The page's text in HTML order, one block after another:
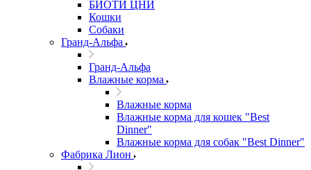
БИОТИ ЦНИ
Кошки
Собаки
Гранд-Альфа
Гранд-Альфа
Влажные корма
Влажные корма
Влажные корма для кошек "Best
Dinner"
Влажные корма для собак "Best Dinner"
Фабрика Лион